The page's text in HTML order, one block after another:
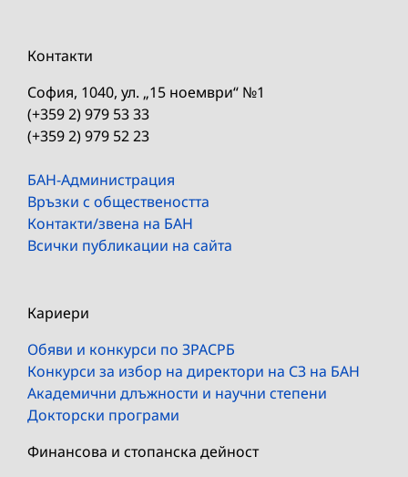
Контакти
София, 1040, ул. „15 ноември“ №1
(+359 2) 979 53 33
(+359 2) 979 52 23
БАН-Администрация
Връзки с обществеността
Контакти/звена на БАН
Всички публикации на сайта
Кариери
Обяви и конкурси по ЗРАСРБ
Конкурси за избор на директори на СЗ на БАН
Академични длъжности и научни степени
Докторски програми
Финансова и стопанска дейност